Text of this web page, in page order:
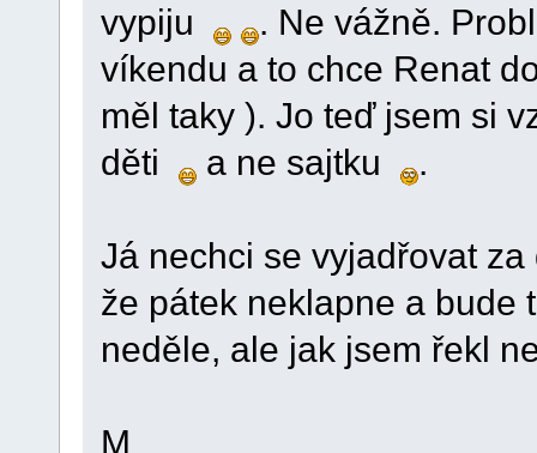
vypiju
. Ne vážně.
víkendu a to chce Renat
měl taky ). Jo teď jsem si
děti
a ne sajtku .
Já nechci se vyjadřovat
že pátek neklapne a bude
neděle, ale jak jsem řekl
M